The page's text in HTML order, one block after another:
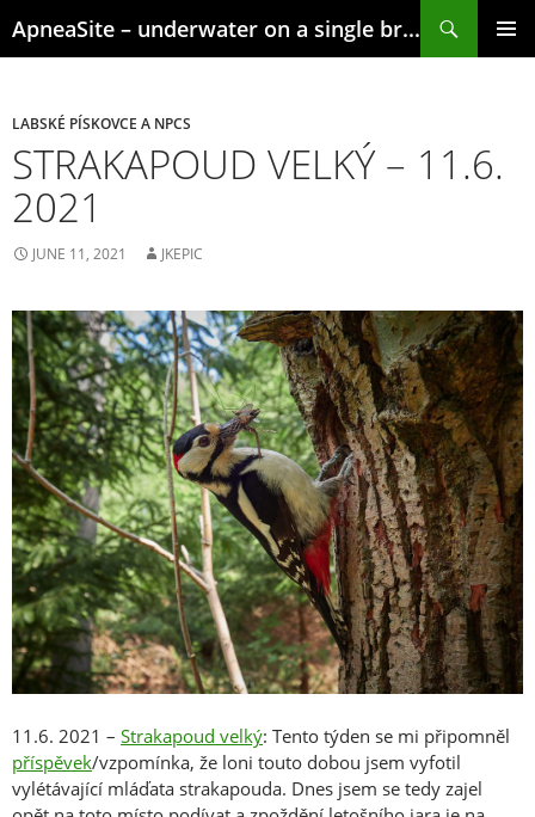
to
ApneaSite – underwater on a single breath
LABSKÉ PÍSKOVCE A NPCS
STRAKAPOUD VELKÝ – 11.6.
2021
JUNE 11, 2021 JKEPIC
11.6. 2021 – Strakapoud velký: Tento týden se mi připomněl
příspěvek/vzpomínka, že loni touto dobou jsem vyfotil
vylétávající mláďata strakapouda. Dnes jsem se tedy zajel